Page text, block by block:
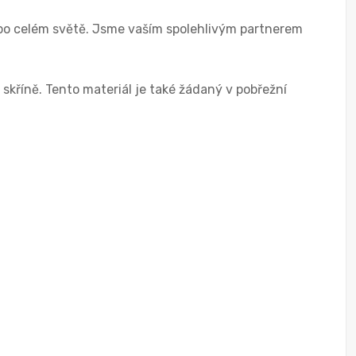
celém světě. Jsme vaším spolehlivým partnerem
Tento materiál je také žádaný v pobřežní